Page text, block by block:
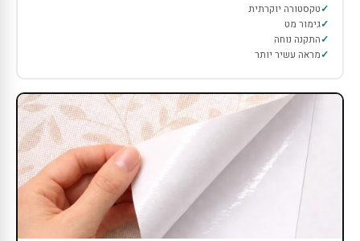
טקסטורה יוקרתית
גימור מט
התקנה נוחה
מראה עשיר יותר